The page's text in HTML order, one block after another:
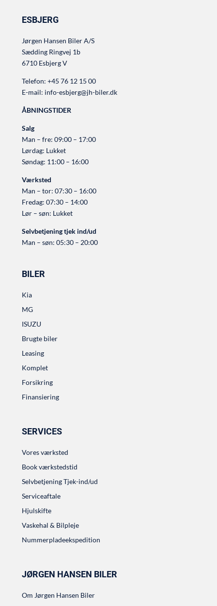
ESBJERG
Jørgen Hansen Biler A/S
Sædding Ringvej 1b
6710 Esbjerg V
Telefon: +45 76 12 15 00
E-mail: info-esbjerg@jh-biler.dk
ÅBNINGSTIDER
Salg
Man – fre: 09:00 – 17:00
Lørdag: Lukket
Søndag: 11:00 – 16:00
Værksted
Man – tor: 07:30 – 16:00
Fredag: 07:30 – 14:00
Lør – søn: Lukket
Selvbetjening tjek ind/ud
Man – søn: 05:30 – 20:00
BILER
Kia
MG
ISUZU
Brugte biler
Leasing
Komplet
Forsikring
Finansiering
SERVICES
Vores værksted
Book værkstedstid
Selvbetjening Tjek-ind/ud
Serviceaftale
Hjulskifte
Vaskehal & Bilpleje
Nummerpladeekspedition
JØRGEN HANSEN BILER
Om Jørgen Hansen Biler